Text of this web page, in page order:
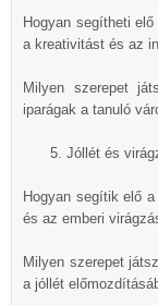
Hogyan segítheti
a kreativitást és az
Milyen szerepet
iparágak a tanuló
Jóllét és
Hogyan segítik elő
és az emberi
Milyen szerepet
a jóllét